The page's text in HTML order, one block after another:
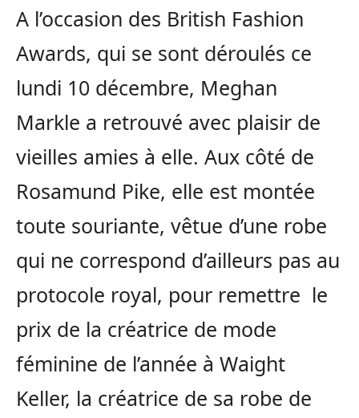
A l’occasion des British Fashion
Awards, qui se sont déroulés ce
lundi 10 décembre, Meghan
Markle a retrouvé avec plaisir de
vieilles amies à elle. Aux côté de
Rosamund Pike, elle est montée
toute souriante, vêtue d’une robe
qui ne correspond d’ailleurs pas au
protocole royal, pour remettre le
prix de la créatrice de mode
féminine de l’année à Waight
Keller, la créatrice de sa robe de